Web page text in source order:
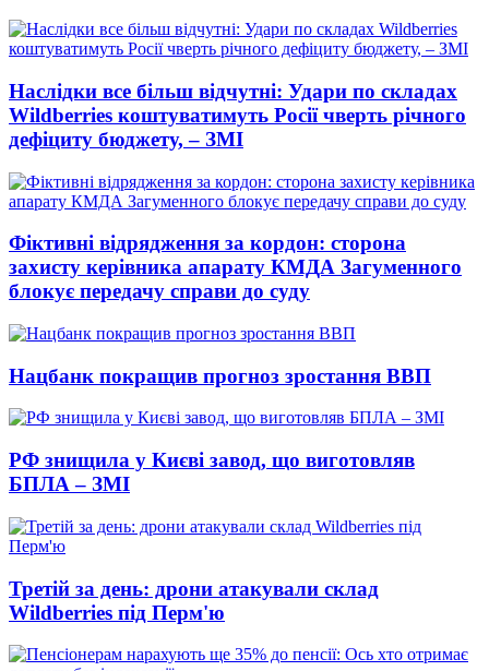
Наслідки все більш відчутні: Удари по складах
Wildberries коштуватимуть Росії чверть річного
дефіциту бюджету, – ЗМІ
Фіктивні відрядження за кордон: сторона
захисту керівника апарату КМДА Загуменного
блокує передачу справи до суду
Нацбанк покращив прогноз зростання ВВП
РФ знищила у Києві завод, що виготовляв
БПЛА – ЗМІ
Третій за день: дрони атакували склад
Wildberries під Перм'ю